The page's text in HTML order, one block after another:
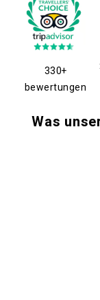
330+
bewertungen
Was